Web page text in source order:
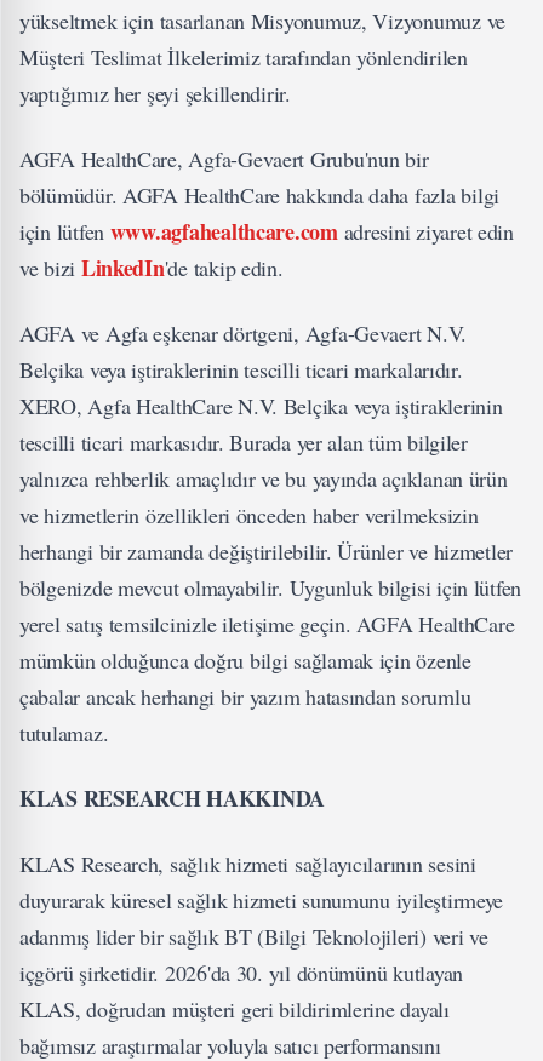
yükseltmek için tasarlanan Misyonumuz, Vizyonumuz ve
Müşteri Teslimat İlkelerimiz tarafından yönlendirilen
yaptığımız her şeyi şekillendirir.
AGFA HealthCare, Agfa-Gevaert Grubu'nun bir
bölümüdür. AGFA HealthCare hakkında daha fazla bilgi
için lütfen www.agfahealthcare.com adresini ziyaret edin
ve bizi LinkedIn'de takip edin.
AGFA ve Agfa eşkenar dörtgeni, Agfa-Gevaert N.V.
Belçika veya iştiraklerinin tescilli ticari markalarıdır.
XERO, Agfa HealthCare N.V. Belçika veya iştiraklerinin
tescilli ticari markasıdır. Burada yer alan tüm bilgiler
yalnızca rehberlik amaçlıdır ve bu yayında açıklanan ürün
ve hizmetlerin özellikleri önceden haber verilmeksizin
herhangi bir zamanda değiştirilebilir. Ürünler ve hizmetler
bölgenizde mevcut olmayabilir. Uygunluk bilgisi için lütfen
yerel satış temsilcinizle iletişime geçin. AGFA HealthCare
mümkün olduğunca doğru bilgi sağlamak için özenle
çabalar ancak herhangi bir yazım hatasından sorumlu
tutulamaz.
KLAS RESEARCH HAKKINDA
KLAS Research, sağlık hizmeti sağlayıcılarının sesini
duyurarak küresel sağlık hizmeti sunumunu iyileştirmeye
adanmış lider bir sağlık BT (Bilgi Teknolojileri) veri ve
içgörü şirketidir. 2026'da 30. yıl dönümünü kutlayan
KLAS, doğrudan müşteri geri bildirimlerine dayalı
bağımsız araştırmalar yoluyla satıcı performansını